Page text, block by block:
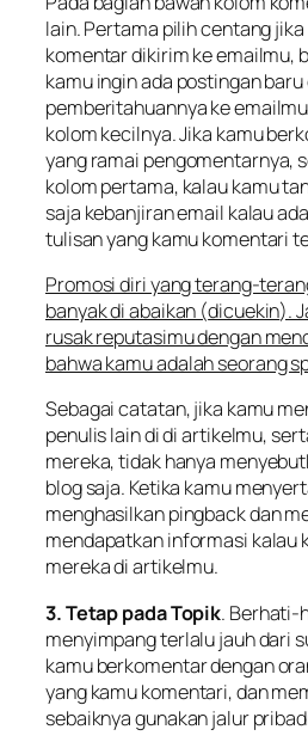
lain. Pertama pilihcentang
komentar dikirim ke emailmu,
kamu ingin ada postingan
pemberitahuannya ke
kolom kecilnya. Jika kamu
yang ramai pengomentarnya,
kolom pertama, kalau kamu
saja kebanjiran email kalau
tulisan yang kamu komentari
Promosi diri yang terang-
banyak di abaikan (dicuekin).
rusak reputasimu dengan
bahwa kamu adalah seorang
Sebagai catatan, jika kamu
penulis lain di di artikelmu,
mereka, tidak hanya
blog saja. Ketika kamu
menghasilkanpingbackdan
mendapatkan informasi kalau
mereka di artikelmu.
3. Tetap pada Topik. Berhati-
menyimpang terlalu jauh dari
kamu berkomentar dengan
yang kamu komentari, dan
sebaiknya gunakan jalur